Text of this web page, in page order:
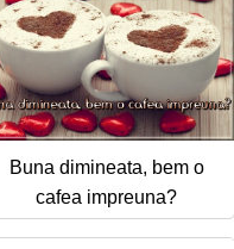
Buna dimineata, bem o
cafea impreuna?